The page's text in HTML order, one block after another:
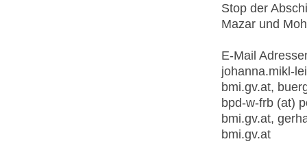
Stop der
Mazar und
E-Mail
johanna.mikl-
bmi.gv.at,
bpd-w-frb (at)
bmi.gv.at,
bmi.gv.at